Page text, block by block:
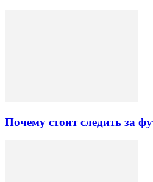
Почему стоит следить за